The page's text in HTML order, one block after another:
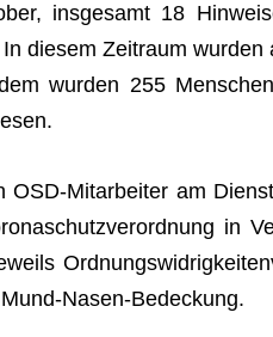
ins­ge­samt 18
die­sem Zeit­raum
wur­den 255
OSD-Mit­ar­bei­ter am
in
Nasen-Bedeckung.